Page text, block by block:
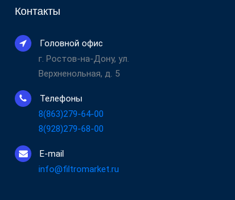
Контакты
Головной офис
г. Ростов-на-Дону, ул.
Верхненольная, д. 5
Телефоны
8(863)279-64-00
8(928)279-68-00
E-mail
info@filtromarket.ru